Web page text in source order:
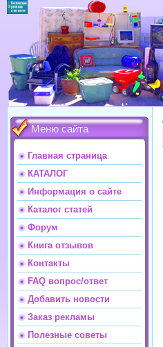
Меню сайта
Главная страница
КАТАЛОГ
Информация о сайте
Каталог статей
Форум
Книга отзывов
Контакты
FAQ вопрос/ответ
Добавить новости
Заказ рекламы
Полезные советы